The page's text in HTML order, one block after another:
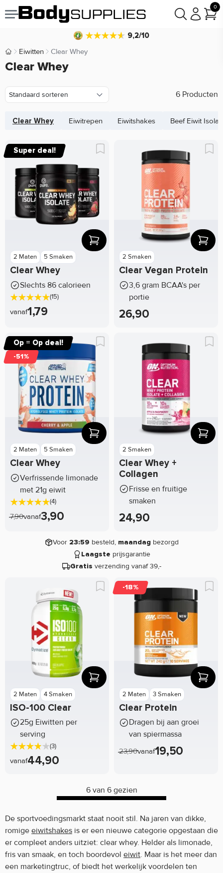
0
Koop nu, betaal in30 dagen
9,2/10
Body Supplies | Sportvoeding en Supplementen
Eiwitten Clear Whey
Clear Whey
6 Producten
Clear Whey Eiwitrepen Eiwitshakes Beef Eiwit
Super deal!
2 Maten 5 Smaken
Clear Whey
Slechts 86 calorieen
(15)
vanaf1,79
2 Smaken
Clear Vegan Protein
3,6 gram BCAA's per
portie
26,90
Op = Op deal!
-51%
2 Maten 5 Smaken
Clear Whey
Verfrissende limonade
met 21g eiwit
(4)
7,90vanaf3,90
2 Smaken
Clear Whey +
Collagen
Frisse en fruitige
smaken
24,90
Voor 23:59 besteld, maandagbezorgd
Laagste prijsgarantie
Gratis verzending vanaf 39,-
2 Maten 4 Smaken
ISO-100 Clear
25g Eiwitten per
serving
(3)
vanaf44,90
-18%
2 Maten 3 Smaken
Clear Protein
Dragen bij aan groei
van spiermassa
23,90vanaf19,50
6 van 6 gezien
De sportvoedingsmarkt staat nooit stil. Na jaren van dikke,
romige eiwitshakes is er een nieuwe categorie opgestaan die
er compleet anders uitziet: clear whey. Helder als limonade,
fris van smaak, en toch boordevol eiwit. Maar is het meer dan
een marketingtruc, of biedt het werkelijk voordelen ten